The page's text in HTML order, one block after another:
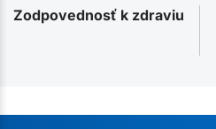
Zodpovednosť k zdraviu